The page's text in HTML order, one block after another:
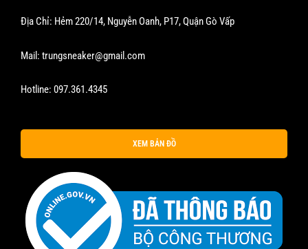
Địa Chỉ: Hẻm 220/14, Nguyễn Oanh, P17, Quận Gò Vấp
Mail: trungsneaker@gmail.com
Hotline: 097.361.4345
XEM BẢN ĐỒ